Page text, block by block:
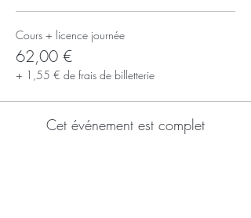
Cours + licence journée
62,00 €
+ 1,55 € de frais de billetterie
Cet événement est complet